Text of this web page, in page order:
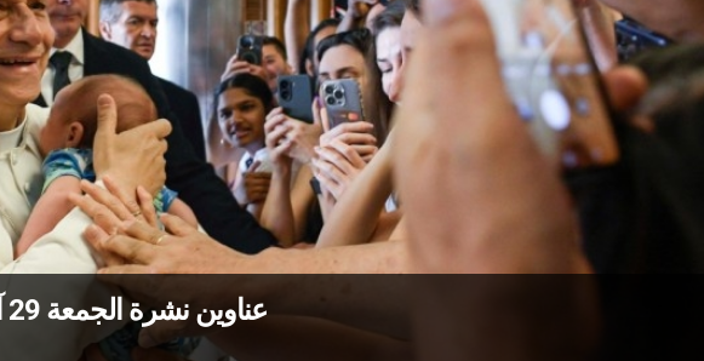
عناوين نشرة الجمعة 29 آب 2025: النّظام الرّوحي